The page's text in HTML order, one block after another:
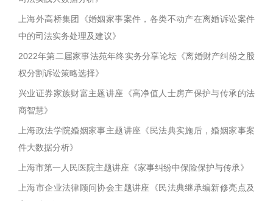
上海外高桥集团《婚姻家事案件，各类不动产在离婚诉讼案件
中的司法实务处理及建议》
2022年第二届家事法苑年终实务分享论坛《离婚财产纠纷之股
权分割诉讼策略选择》
兴业证券家族财富主题讲座《高净值人士房产保护与传承的法
商智慧》
上海政法学院婚姻家事主题讲座《民法典实施后，婚姻家事案
件大数据分析》
上海市第一人民医院主题讲座《家事纠纷中保险保护与传承》
上海市企业法律顾问协会主题讲座《民法典继承编新修亮点及